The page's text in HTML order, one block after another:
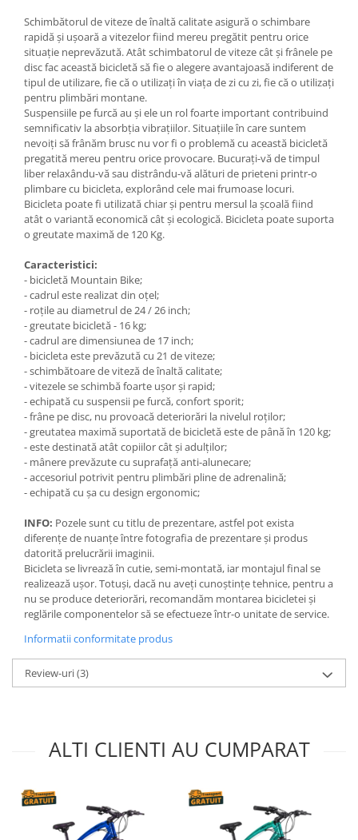
Schimbătorul de viteze de înaltă calitate asigură o schimbare
rapidă și ușoară a vitezelor fiind mereu pregătit pentru orice
situație neprevăzută. Atât schimbatorul de viteze cât și frânele pe
disc fac această bicicletă să fie o alegere avantajoasă indiferent de
tipul de utilizare, fie că o utilizați în viața de zi cu zi, fie că o utilizați
pentru plimbări montane.
Suspensiile pe furcă au și ele un rol foarte important contribuind
semnificativ la absorbția vibrațiilor. Situațiile în care suntem
nevoiți să frânăm brusc nu vor fi o problemă cu această bicicletă
pregatită mereu pentru orice provocare. Bucurați-vă de timpul
liber relaxându-vă sau distrându-vă alături de prieteni printr-o
plimbare cu bicicleta, explorând cele mai frumoase locuri.
Bicicleta poate fi utilizată chiar și pentru mersul la școală fiind
atât o variantă economică cât și ecologică. Bicicleta poate suporta
o greutate maximă de 120 Kg.
Caracteristici:
- bicicletă Mountain Bike;
- cadrul este realizat din oțel;
- roțile au diametrul de 24 / 26 inch;
- greutate bicicletă - 16 kg;
- cadrul are dimensiunea de 17 inch;
- bicicleta este prevăzută cu 21 de viteze;
- schimbătoare de viteză de înaltă calitate;
- vitezele se schimbă foarte ușor și rapid;
- echipată cu suspensii pe furcă, confort sporit;
- frâne pe disc, nu provoacă deteriorări la nivelul roților;
- greutatea maximă suportată de bicicletă este de până în 120 kg;
- este destinată atât copiilor cât și adulților;
- mânere prevăzute cu suprafață anti-alunecare;
- accesoriul potrivit pentru plimbări pline de adrenalină;
- echipată cu șa cu design ergonomic;
INFO: Pozele sunt cu titlu de prezentare, astfel pot exista
diferențe de nuanțe între fotografia de prezentare și produs
datorită prelucrării imaginii.
Bicicleta se livrează în cutie, semi-montată, iar montajul final se
realizează ușor. Totuși, dacă nu aveți cunoștințe tehnice, pentru a
nu se produce deteriorări, recomandăm montarea bicicletei și
reglările componentelor să se efectueze într-o unitate de service.
Informatii conformitate produs
Review-uri(3)
ALTI CLIENTI AU CUMPARAT